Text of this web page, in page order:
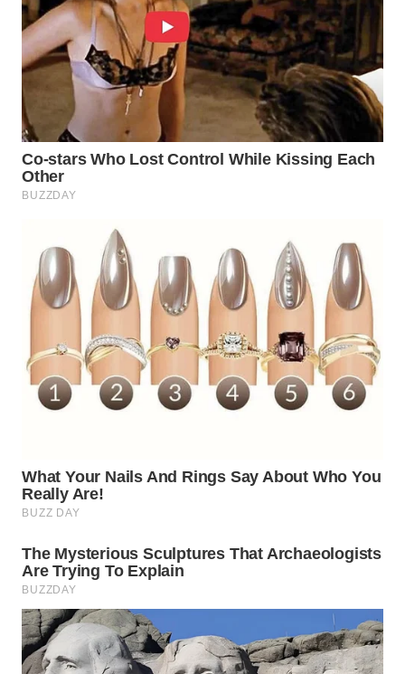
WN
NATUNA
BINTAN
WN
MANDALIKA
WN
LABUANBAJO
WN
BORNEO
WAHANA
NEWS
WAHANA
TANI
WAHANA
ADVOKAT